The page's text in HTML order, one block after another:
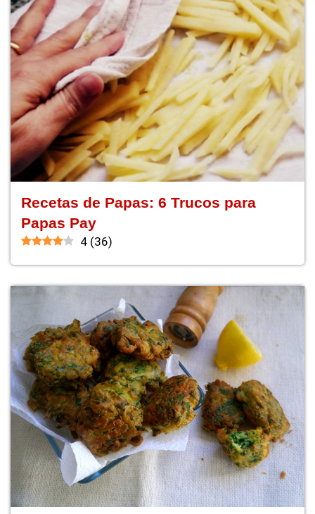
Recetas de Papas: 6 Trucos para
Papas Pay
4 (36)